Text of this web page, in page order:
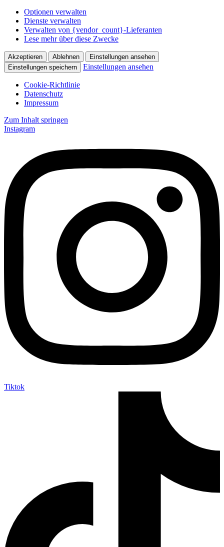
Optionen verwalten
Dienste verwalten
Verwalten von {vendor_count}-Lieferanten
Lese mehr über diese Zwecke
Akzeptieren Ablehnen
Einstellungen ansehen
Einstellungen speichern
Einstellungen ansehen
Cookie-Richtlinie
Datenschutz
Impressum
Zum Inhalt springen
Instagram
Tiktok